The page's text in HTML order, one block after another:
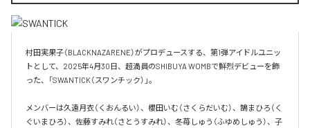
村田実果子（BLACKNAZARENE）がプロデュースする、第1弾アイドルユニッ
トとして、2025年4月30日、超満員のSHIBUYA WOMBで鮮烈デビューを飾
った、「SWANTICK（スワンチック）」。
メンバーは久遠月衣（くおんるい）、櫻田いむ（さくらだいむ）、鵠まひろ（く
ぐいまひろ）、佐藤すみれ（さとうすみれ）、冬苺しゅう（ふゆめしゅう）、子